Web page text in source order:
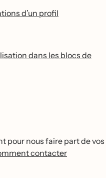
d’un profil
dans les blocs de
pour nous faire part de vos
contacter